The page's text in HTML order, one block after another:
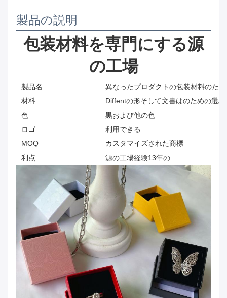
製品の説明
包装材料を専門にする源
の工場
製品名
異なったプロダクトの包装材料のた
材料
Diffentの形そして文書はのための選ぶ
色
黒および他の色
ロゴ
利用できる
MOQ
カスタマイズされた商標
利点
源の工場経験13年の